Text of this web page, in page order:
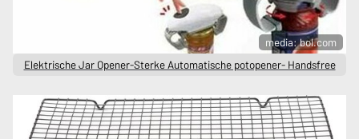
media: bol.com
Elektrische Jar Opener-Sterke Automatische potopener- Handsfree